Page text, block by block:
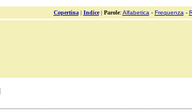
Copertina| Indice| Parole: Alfabetica - Frequenza -